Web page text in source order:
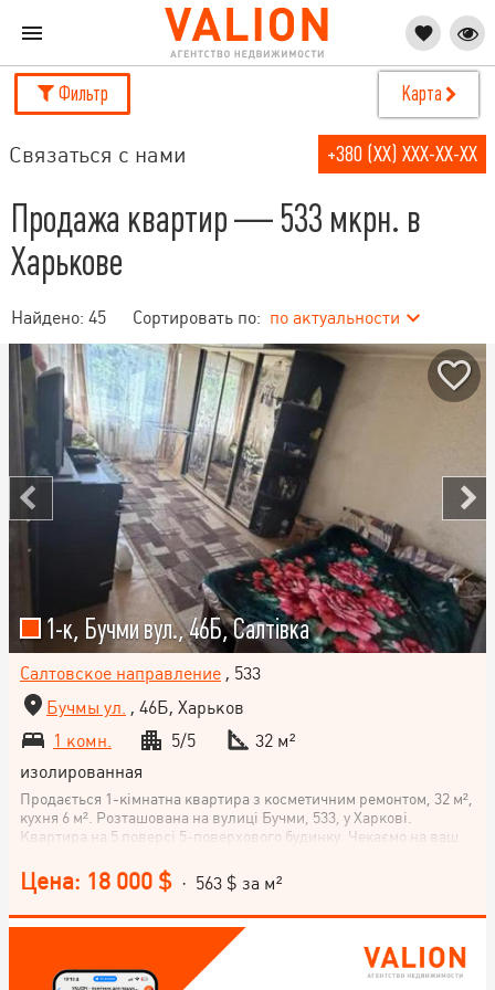
Фильтр Карта
Связаться с нами +380 (XX) XXX-XX-XX
Продажа квартир — 533 мкрн. в
Харькове
Найдено: 45 Сортировать по: по актуальности
1-к, Бучми вул., 46Б, Салтівка
Салтовское направление , 533
Бучмы ул. , 46Б, Харьков
1 комн.
5/5
32 м²
изолированная
Продається 1-кімнатна квартира з косметичним ремонтом, 32 м²,
кухня 6 м². Розташована на вулиці Бучми, 533, у Харкові.
Квартира на 5 поверсі 5-поверхового будинку. Чекаємо на ваш
Цена: 18 000 $ · 563 $ за м²